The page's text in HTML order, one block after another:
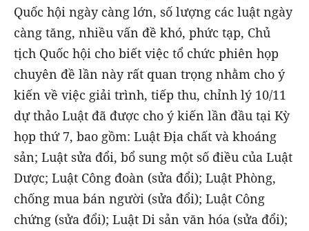
Quốc hội ngày càng lớn, số lượng các luật ngày
càng tăng, nhiều vấn đề khó, phức tạp, Chủ
tịch Quốc hội cho biết việc tổ chức phiên họp
chuyên đề lần này rất quan trọng nhằm cho ý
kiến về việc giải trình, tiếp thu, chỉnh lý 10/11
dự thảo Luật đã được cho ý kiến lần đầu tại Kỳ
họp thứ 7, bao gồm: Luật Địa chất và khoáng
sản; Luật sửa đổi, bổ sung một số điều của Luật
Dược; Luật Công đoàn (sửa đổi); Luật Phòng,
chống mua bán người (sửa đổi); Luật Công
chứng (sửa đổi); Luật Di sản văn hóa (sửa đổi);